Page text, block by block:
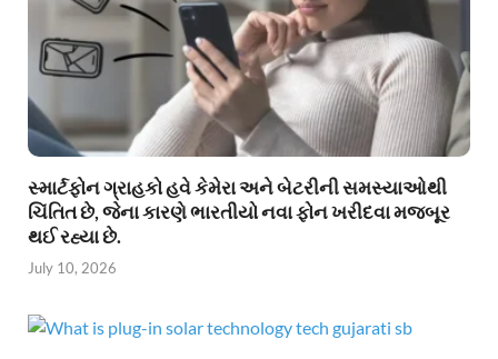
સ્માર્ટફોન ગ્રાહકો હવે કેમેરા અને બેટરીની સમસ્યાઓથી
ચિંતિત છે, જેના કારણે ભારતીયો નવા ફોન ખરીદવા મજબૂર
થઈ રહ્યા છે.
July 10, 2026